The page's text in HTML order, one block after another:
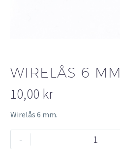
WIRELÅS 6 MM
10,00 kr
Wirelås 6 mm.
-
Wirelås
6